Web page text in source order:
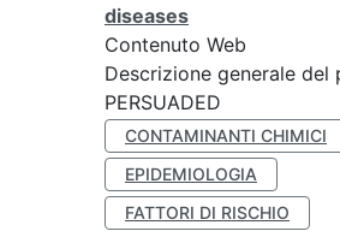
diseases
Contenuto Web
Descrizione generale
PERSUADED
CONTAMINANTI CHIMICI
EPIDEMIOLOGIA
FATTORI DI RISCHIO